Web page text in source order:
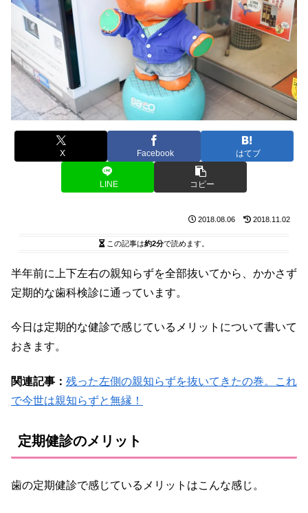
X Facebook はてブ
LINE コピー
2018.08.06 2018.11.02
この記事は約2分で読めます。
半年前に上下左右の親知らずを全部抜いてから、かかさず
定期的な歯科検診に通っています。
今日は定期的な健診で感じているメリットについて書いて
おきます。
関連記事： 残った左側の親知らずを抜いてきたの巻。これ
で今世は親知らずと無縁！
定期健診のメリット
歯の定期健診で感じているメリットはこんな感じ。